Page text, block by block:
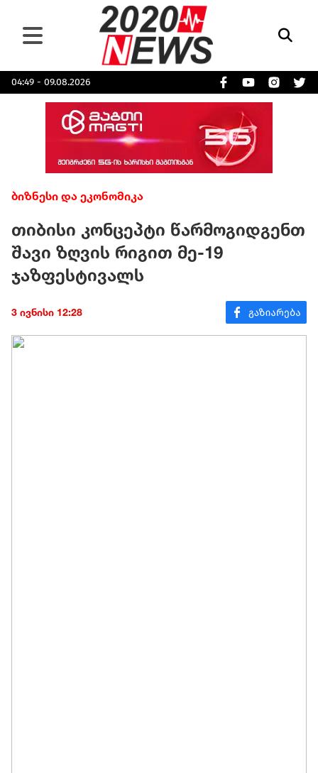
04:49 - 09.08.2026
ბიზნესი და ეკონომიკა
თიბისი კონცეპტი წარმოგიდგენთ
შავი ზღვის რიგით მე-19
ჯაზფესტივალს
3 ივნისი 12:28